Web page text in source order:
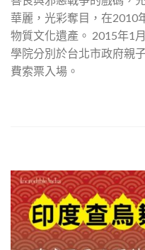
華麗，光彩奪目，在2010
物質文化遺產。 2015年1
學院分別於台北市政府親
費索票入場。